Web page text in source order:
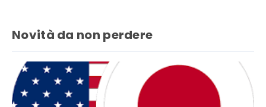
Novità da non perdere